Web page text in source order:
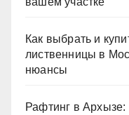
Как выбрать и
лиственницы в
нюансы
Рафтинг в Архызе: